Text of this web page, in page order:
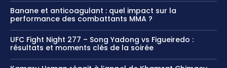
Banane et anticoagulant : quel impact sur la
performance des combattants MMA ?
UFC Fight Night 277 – Song Yadong vs Figueiredo :
résultats et moments clés de la soirée